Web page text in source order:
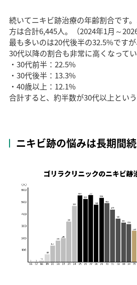
続いてニキビ跡治療の年齢割合です
方は合計6,445人。（2024年1月～2026
最も多いのは20代後半の32.5%です
30代以降の割合も非常に高くなってい
・30代前半：22.5%
・30代後半：13.3%
・40歳以上：12.1%
合計すると、約半数が30代以上とい
ニキビ跡の悩みは長期間